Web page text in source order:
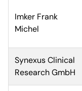
Imker Frank
Michel
Synexus Clinical
Research GmbH